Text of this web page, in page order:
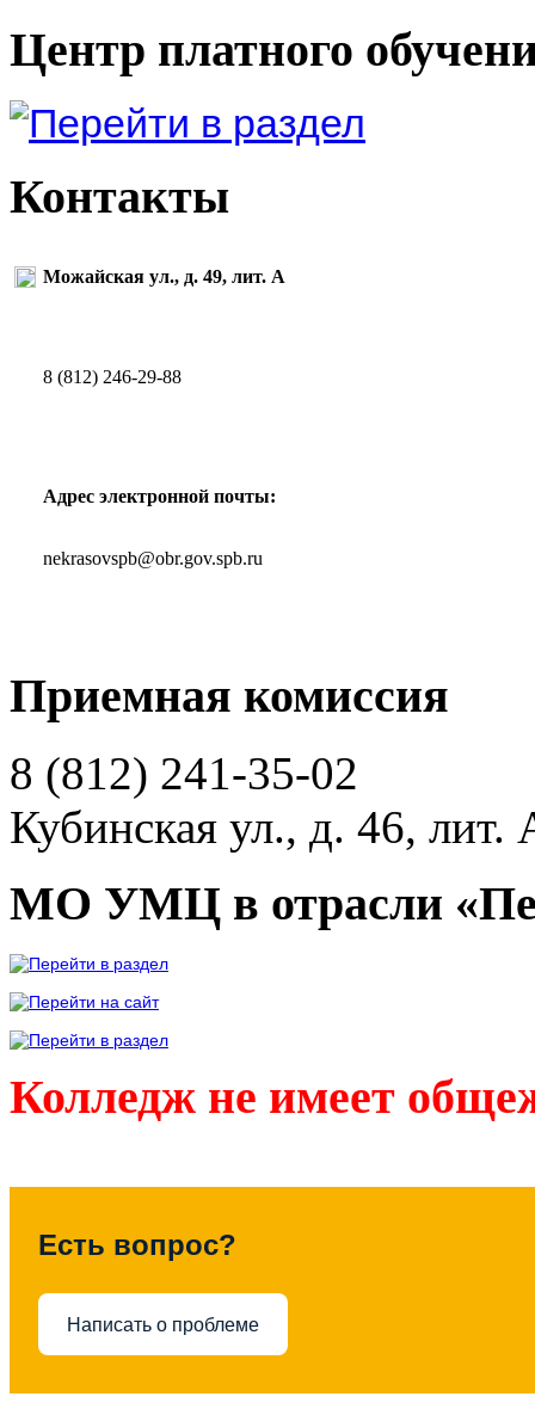
Центр платного
Контакты
Можайская ул., д. 49, лит. А
8 (812) 246-29-88
Адрес электронной почты:
nekrasovspb@obr.gov.spb.ru
Приемная комиссия
8 (812) 241-35-02
Кубинская ул., д. 46, лит.
МО УМЦ в отрасли
Колледж не имеет
Есть вопрос?
Написать о проблеме